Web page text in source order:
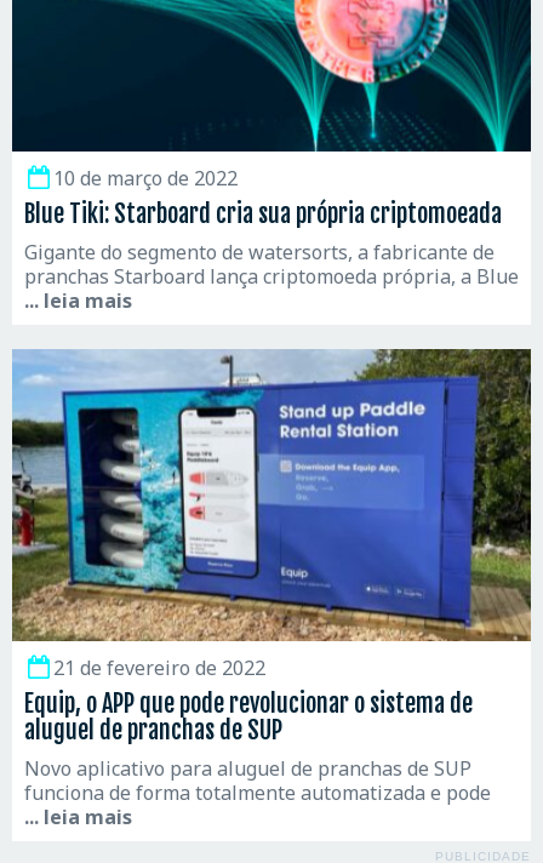
10 de março de 2022
Blue Tiki: Starboard cria sua própria criptomoeada
Gigante do segmento de watersorts, a fabricante de
pranchas Starboard lança criptomoeda própria, a Blue
... leia mais
21 de fevereiro de 2022
Equip, o APP que pode revolucionar o sistema de
aluguel de pranchas de SUP
Novo aplicativo para aluguel de pranchas de SUP
funciona de forma totalmente automatizada e pode
... leia mais
PUBLICIDADE